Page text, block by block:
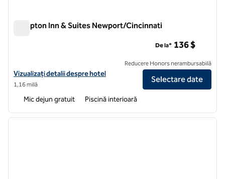
Hampton Inn & Suites Newport/Cincinnati
Vizualizați detaliile hotelului Hampton Inn & Suites Newport/
Vizualizați detalii despre hotel
1,16 milă
De la* 136 $
Reducere Honors nerambursabilă
Selectare date
Mic dejun gratuit Piscină interioară
1 din 12